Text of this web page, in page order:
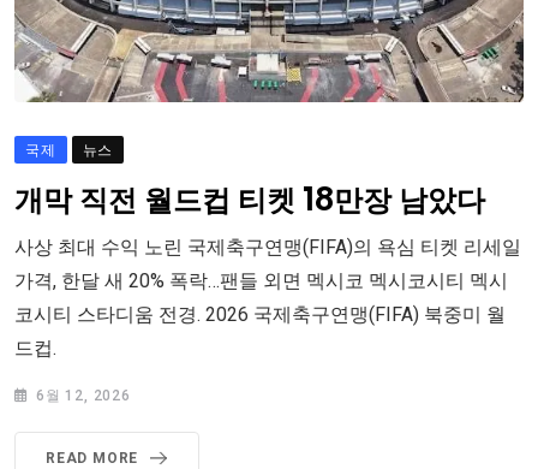
국제 뉴스
개막 직전 월드컵 티켓 18만장 남았다
사상 최대 수익 노린 국제축구연맹(FIFA)의 욕심 티켓 리세일
가격, 한달 새 20% 폭락…팬들 외면 멕시코 멕시코시티 멕시
코시티 스타디움 전경. 2026 국제축구연맹(FIFA) 북중미 월
드컵.
6월 12, 2026
READ MORE